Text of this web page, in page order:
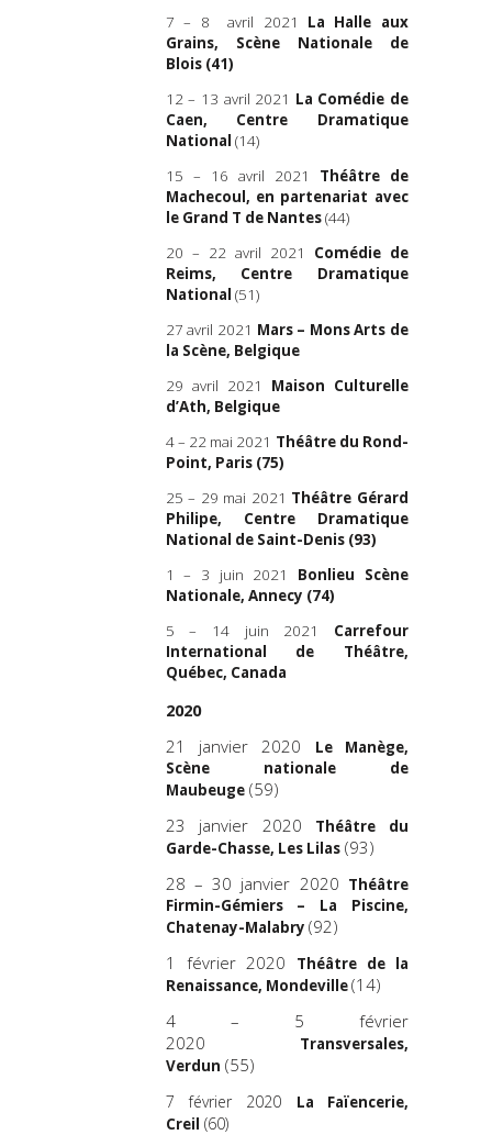
7 – 8 avril 2021 La Halle aux
Grains, Scène Nationale de
Blois(41)
12 – 13 avril 2021 La Comédie de
Caen, Centre Dramatique
National (14)
15 – 16 avril 2021 Théâtre de
Machecoul, en partenariat avec
le Grand T de Nantes(44)
20 – 22 avril 2021 Comédie de
Reims, Centre Dramatique
National (51)
27 avril 2021 Mars – Mons Arts de
la Scène, Belgique
29 avril 2021
Maison Culturelle
d’Ath, Belgique
4 – 22 mai 2021 Théâtre du Rond-
Point, Paris(75)
25 – 29 mai 2021 Théâtre Gérard
Philipe, Centre Dramatique
National de Saint-Denis(93)
1 – 3 juin 2021 Bonlieu Scène
Nationale, Annecy (74)
5 – 14 juin 2021 Carrefour
International de Théâtre,
Québec, Canada
2020
21 janvier 2020
Le Manège,
Scène nationale de
Maubeuge(59)
23 janvier 2020 Théâtre du
Garde-Chasse, Les Lilas(93)
28 – 30 janvier 2020 Théâtre
Firmin-Gémiers – La Piscine,
Chatenay-Malabry (92)
1 février 2020 Théâtre de la
Renaissance, Mondeville(14)
4 – 5 février
2020
Transversales,
Verdun (55)
7 février 2020
La Faïencerie,
Creil (60)